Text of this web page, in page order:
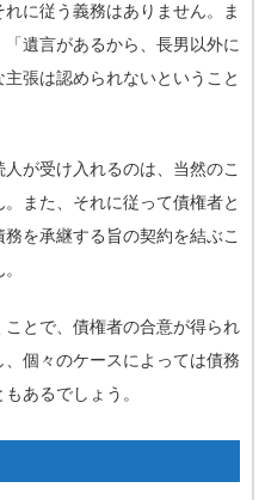
に従う義務はありません。ま
遺言があるから、長男以外に
張は認められないということ
が受け入れるのは、当然のこ
また、それに従って債権者と
を承継する旨の契約を結ぶこ
とで、債権者の合意が得られ
個々のケースによっては債務
あるでしょう。